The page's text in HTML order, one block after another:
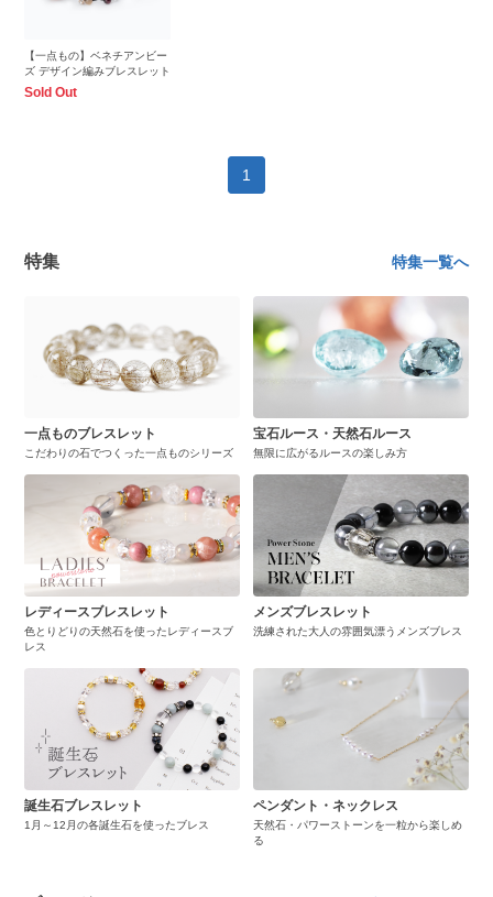
【一点もの】ベネチアンビー
ズ デザイン編みブレスレット
Sold Out
1
特集 特集一覧へ
一点ものブレスレット
こだわりの石でつくった一点ものシリーズ
宝石ルース・天然石ルース
無限に広がるルースの楽しみ方
レディースブレスレット
色とりどりの天然石を使ったレディースブ
レス
メンズブレスレット
洗練された大人の雰囲気漂うメンズブレス
誕生石ブレスレット
1月～12月の各誕生石を使ったブレス
ペンダント・ネックレス
天然石・パワーストーンを一粒から楽しめ
る